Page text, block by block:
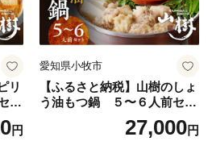
リ
ッ
ン
ー円
愛知県小牧市
【ふるさと納税】山樹のしょ
う油もつ鍋 ５〜６人前セッ
ト 山樹 国産 牛もつ ホルモン
モツ オンライン飲み会 ホー
27,000円